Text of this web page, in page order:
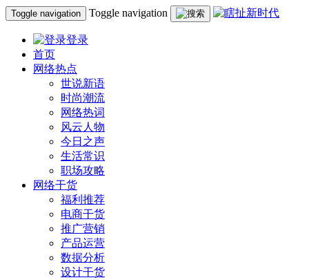
Toggle navigation Toggle navigation
登录
首页
网络热点
世说新语
时尚潮流
网络热词
风云人物
今日之声
生活常识
职场攻略
网络干货
福利推荐
电商干货
推广营销
产品运营
数据分析
设计干货